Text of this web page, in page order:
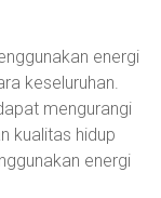
energi
keseluruhan.
mengurangi
kualitas hidup
energi